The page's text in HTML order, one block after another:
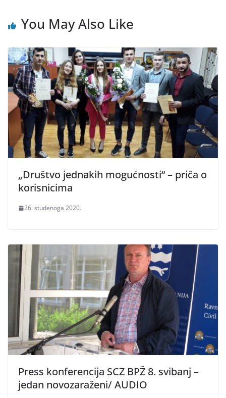
You May Also Like
„Društvo jednakih mogućnosti“ – priča o
korisnicima
26. studenoga 2020.
Press konferencija SCZ BPŽ 8. svibanj –
jedan novozaraženi/ AUDIO